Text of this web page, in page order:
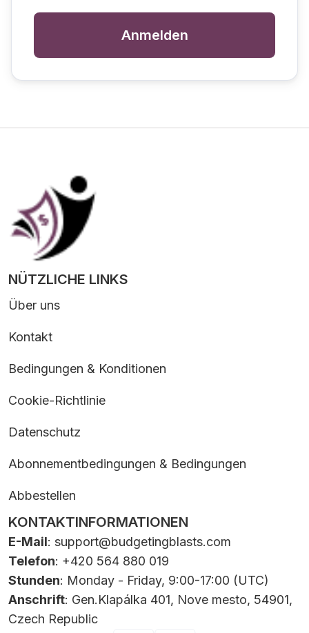
Anmelden
NÜTZLICHE LINKS
Über uns
Kontakt
Bedingungen & Konditionen
Cookie-Richtlinie
Datenschutz
Abonnementbedingungen & Bedingungen
Abbestellen
KONTAKTINFORMATIONEN
E-Mail: support@budgetingblasts.com
Telefon: +420 564 880 019
Stunden: Monday - Friday, 9:00-17:00 (UTC)
Anschrift: Gen.Klapálka 401, Nove mesto, 54901,
Czech Republic